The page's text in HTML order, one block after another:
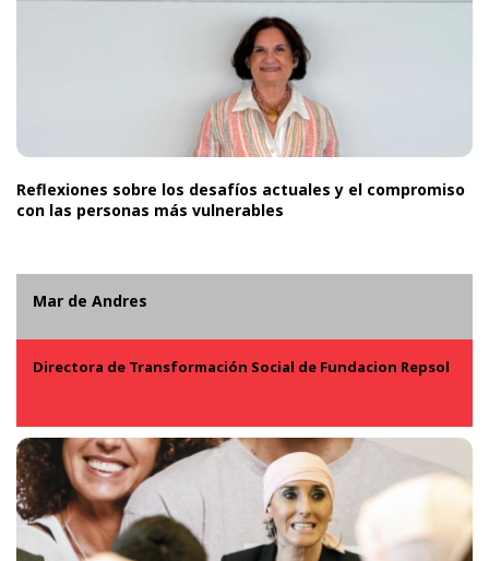
Reflexiones sobre los desafíos actuales y el compromiso
con las personas más vulnerables
Mar de Andres
Directora de Transformación Social de Fundacion Repsol